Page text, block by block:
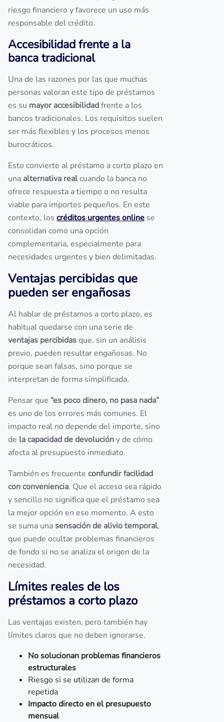
riesgo financiero y favorece un uso más
responsable del crédito.
Accesibilidad frente a la
banca tradicional
Una de las razones por las que muchas
personas valoran este tipo de préstamos
es su mayor accesibilidadfrente a los
bancos tradicionales. Los requisitos suelen
ser más flexibles y los procesos menos
burocráticos.
Esto convierte al préstamo a corto plazo en
una alternativa realcuando la banca no
ofrece respuesta a tiempo o no resulta
viable para importes pequeños. En este
contexto, los créditos urgentes online se
consolidan como una opción
complementaria, especialmente para
necesidades urgentes y bien delimitadas.
Ventajas percibidas que
pueden ser engañosas
Al hablar de préstamos a corto plazo, es
habitual quedarse con una serie de
ventajas percibidasque, sin un análisis
previo, pueden resultar engañosas. No
porque sean falsas, sino porque se
interpretan de forma simplificada.
Pensar que “es poco dinero, no pasa nada”
es uno de los errores más comunes. El
impacto real no depende del importe, sino
de la capacidad de devolucióny de cómo
afecta al presupuesto inmediato.
También es frecuente confundir facilidad
con conveniencia. Que el acceso sea rápido
y sencillo no significa que el préstamo sea
la mejor opción en ese momento. A esto
se suma unasensación de alivio temporal,
que puede ocultar problemas financieros
de fondo si no se analiza el origen de la
necesidad.
Límites reales de los
préstamos a corto plazo
Las ventajas existen, pero también hay
límites claros que no deben ignorarse.
No solucionan problemas financieros
estructurales
Riesgo si se utilizan de forma
repetida
Impacto directo en el presupuesto
mensual